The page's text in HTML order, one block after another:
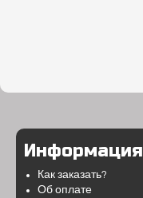
Информация
Как заказать?
Об оплате